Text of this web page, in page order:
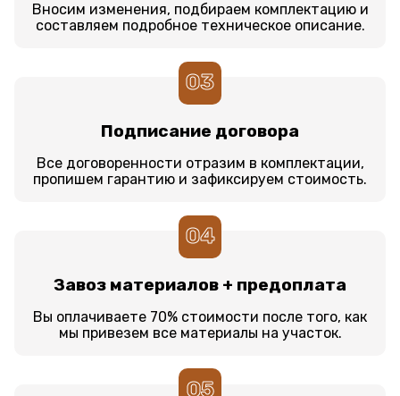
Вносим изменения, подбираем комплектацию и
составляем подробное техническое описание.
03
Подписание договора
Все договоренности отразим в комплектации,
пропишем гарантию и зафиксируем стоимость.
04
Завоз материалов + предоплата
Вы оплачиваете 70% стоимости после того, как
мы привезем все материалы на участок.
05